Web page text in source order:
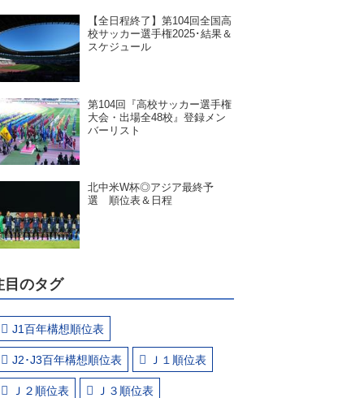
【全日程終了】第104回全国高
校サッカー選手権2025･結果＆
スケジュール
第104回『高校サッカー選手権
大会・出場全48校』登録メン
バーリスト
北中米W杯◎アジア最終予
選 順位表＆日程
目のタグ
J1百年構想順位表
J2･J3百年構想順位表 Ｊ１順位表
Ｊ２順位表 Ｊ３順位表